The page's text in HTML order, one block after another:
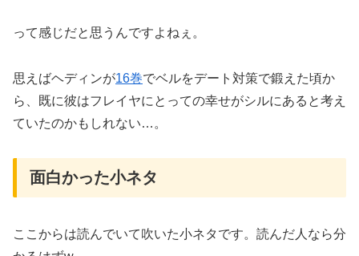
って感じだと思うんですよねぇ。
思えばヘディンが16巻でベルをデート対策で鍛えた頃か
ら、既に彼はフレイヤにとっての幸せがシルにあると考え
ていたのかもしれない…。
面白かった小ネタ
ここからは読んでいて吹いた小ネタです。読んだ人なら分